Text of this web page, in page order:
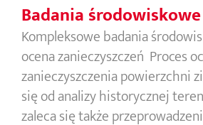
Badania środowiskowe
Kompleksowe badania
ocena zanieczyszczeń Proces
zanieczyszczenia powierzchni
się od analizy historycznej
zaleca się także